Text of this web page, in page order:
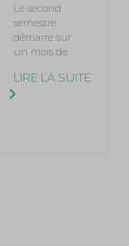
Le second
semestre
démarre sur
un mois de
LIRE LA SUITE